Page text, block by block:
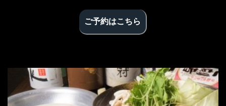
ご予約はこちら